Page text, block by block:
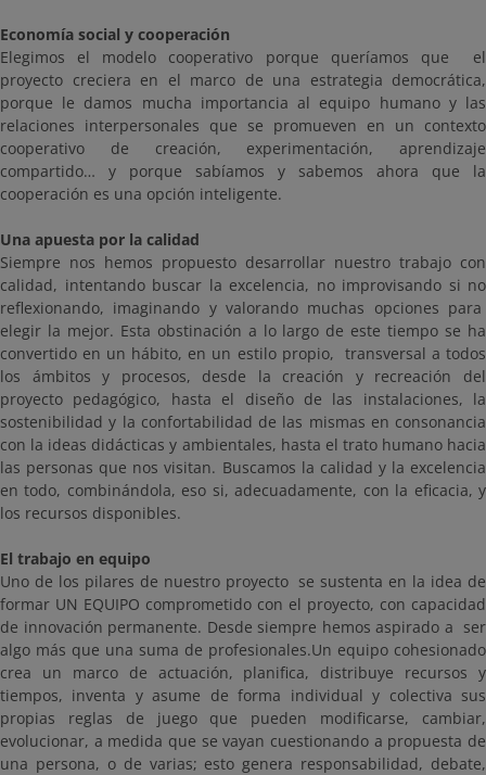
Economía social y cooperación
Elegimos el modelo cooperativo porque queríamos que el
proyecto creciera en el marco de una estrategia democrática,
porque le damos mucha importancia al equipo humano y las
relaciones interpersonales que se promueven en un contexto
cooperativo de creación, experimentación, aprendizaje
compartido… y porque sabíamos y sabemos ahora que la
cooperación es una opción inteligente.
Una apuesta por la calidad
Siempre nos hemos propuesto desarrollar nuestro trabajo con
calidad, intentando buscar la excelencia, no improvisando si no
reflexionando, imaginando y valorando muchas opciones para
elegir la mejor. Esta obstinación a lo largo de este tiempo se ha
convertido en un hábito, en un estilo propio, transversal a todos
los ámbitos y procesos, desde la creación y recreación del
proyecto pedagógico, hasta el diseño de las instalaciones, la
sostenibilidad y la confortabilidad de las mismas en consonancia
con la ideas didácticas y ambientales, hasta el trato humano hacia
las personas que nos visitan. Buscamos la calidad y la excelencia
en todo, combinándola, eso si, adecuadamente, con la eficacia, y
los recursos disponibles.
El trabajo en equipo
Uno de los pilares de nuestro proyecto se sustenta en la idea de
formar UN EQUIPO comprometido con el proyecto, con capacidad
de innovación permanente. Desde siempre hemos aspirado a ser
algo más que una suma de profesionales.Un equipo cohesionado
crea un marco de actuación, planifica, distribuye recursos y
tiempos, inventa y asume de forma individual y colectiva sus
propias reglas de juego que pueden modificarse, cambiar,
evolucionar, a medida que se vayan cuestionando a propuesta de
una persona, o de varias; esto genera responsabilidad, debate,